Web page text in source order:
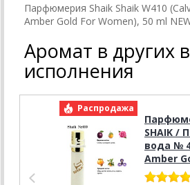
Парфюмерия Shaik Shaik W410
Amber Gold For Women), 50 ml
Аромат в других
исполнения
Распродажа
SHAIK /
вода №
Amber
Klein, 20